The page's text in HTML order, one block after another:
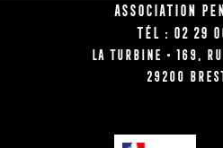
Association
Tél : 02 29
La Turbine • 169,
29200